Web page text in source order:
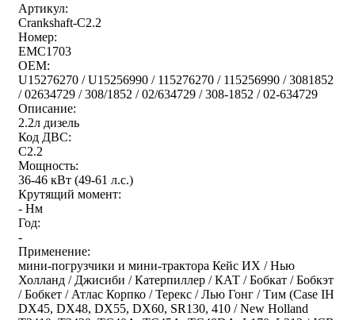
Артикул:
Crankshaft-C2.2
Номер:
EMC1703
OEM:
U15276270 / U15256990 / 115276270 / 115256990 / 3081852
/ 02634729 / 308/1852 / 02/634729 / 308-1852 / 02-634729
Описание:
2.2л дизель
Код ДВС:
C2.2
Мощность:
36-46 кВт (49-61 л.с.)
Крутящий момент:
- Нм
Год:
-
Применение:
мини-погрузчики и мини-трактора Кейс ИХ / Нью
Холланд / Джисиби / Катерпиллер / КАТ / Бобкат / Бобкэт
/ Бобкет / Атлас Корпко / Терекс / Лью Гонг / Тим (Case IH
DX45, DX48, DX55, DX60, SR130, 410 / New Holland